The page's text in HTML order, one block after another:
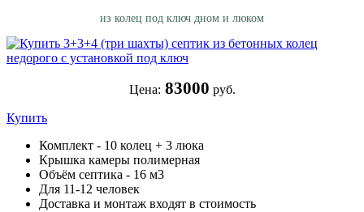
из колец под ключ дном и люком
Цена: 83000 руб.
Купить
Комплект - 10 колец + 3 люка
Крышка камеры полимерная
Объём септика - 16 м3
Для 11-12 человек
Доставка и монтаж входят в стоимость